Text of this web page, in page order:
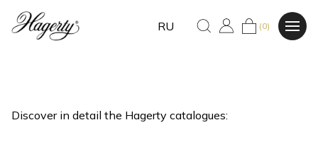
RU (0)
Discover in detail the Hagerty catalogues: